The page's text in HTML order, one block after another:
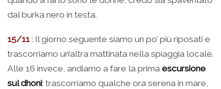
dal burka nero in testa.
15/11 : Il giorno seguente siamo un po’ più riposati e
trascorriamo un’altra mattinata nella spiaggia locale.
Alle 16 invece, andiamo a fare la prima escursione
sul dhoni: trascorriamo qualche ora serena in mare,